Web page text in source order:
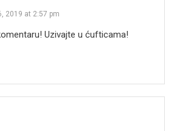
2019 at 2:57 pm
Uzivajte u ćufticama!